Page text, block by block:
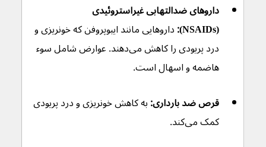
داروهای ضدالتهابی غیراستروئیدی
(NSAIDs):
داروهایی مانند ایبوپروفن که خونریزی و
درد پریودی را کاهش می‌دهند. عوارض شامل سوء
هاضمه و اسهال است.
قرص ضد بارداری: به کاهش خونریزی و درد پریودی
کمک می‌کند.